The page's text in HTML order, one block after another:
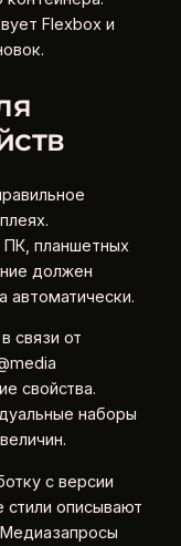
Flexbox и
ПК, планшетных
должен
автоматически.
связи от
свойства.
наборы
с версии
стили описывают